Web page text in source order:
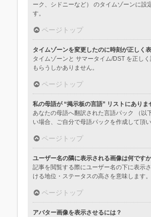
ーク、シドニーなど） のタイムゾーンに
す。
ページトップ
タイムゾーンを変更したのに時刻が正しく
タイムゾーンと サマータイム/DST を正し
もらうしかありません。
ページトップ
私の母語が “掲示板の言語” リストにありま
あなたの母語へ翻訳された言語パック （以
い場合、ご自分で母語パックを作成して頂
ページトップ
ユーザー名の隣に表示される画像は何です
記事を閲覧する際にユーザー名の下に表示
ける地位・ステータスの高さを意味します
ページトップ
アバター画像を表示させるには？